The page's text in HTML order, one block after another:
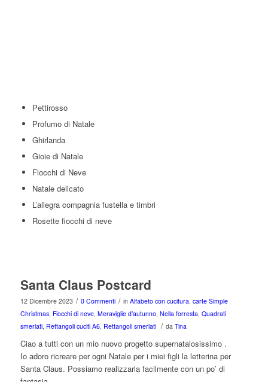
Pettirosso
Profumo di Natale
Ghirlanda
Gioie di Natale
Fiocchi di Neve
Natale delicato
L’allegra compagnia fustella e timbri
Rosette fiocchi di neve
Santa Claus Postcard
12 Dicembre 2023 / 0 Commenti / in Alfabeto con cucitura carte Simple
Christmas, Fiocchi di neve, Meraviglie d’autunno, Nella forresta Quadrati
smerlati, Rettangoli cuciti A6, Rettangoli smerlati / da Tina
Ciao a tutti con un mio nuovo progetto supernatalosissimo .
Io adoro ricreare per ogni Natale per i miei figli la letterina per
Santa Claus. Possiamo realizzarla facilmente con un po’ di